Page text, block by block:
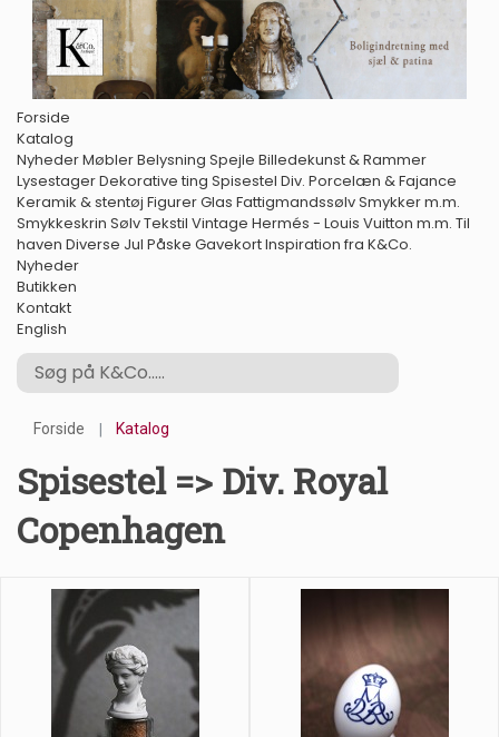
Forside
Katalog
NyhederMøblerBelysning Spejle Billedekunst & Rammer
LysestagerDekorative ting Spisestel Div. Porcelæn & Fajance
Keramik & stentøj FigurerGlas FattigmandssølvSmykker m.m.
Smykkeskrin SølvTekstil Vintage Hermés - Louis Vuitton m.m. Til
haven Diverse Jul Påske GavekortInspiration fra K&Co.
Nyheder
Butikken
Kontakt
English
Forside Katalog
Spisestel => Div. Royal
Copenhagen